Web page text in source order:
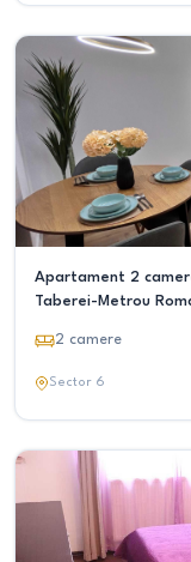
Apartament 2
Taberei-Metrou
2 camere
Sector 6